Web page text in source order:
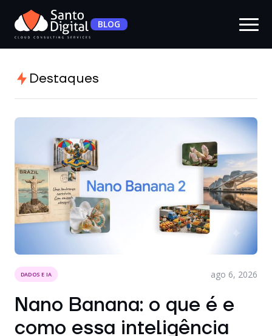
BLOG
Destaques
DADOS E IA ago 6, 2026
Nano Banana: o que é e
como essa inteligência